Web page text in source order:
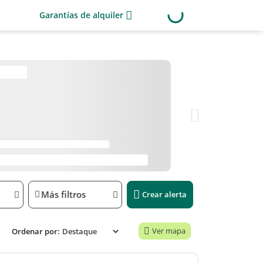
Garantías de alquiler
Más filtros Crear alerta
Ordenar por: Ver mapa